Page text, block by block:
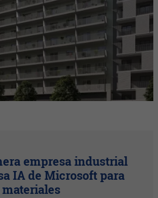
empresa industrial
IA de Microsoft para